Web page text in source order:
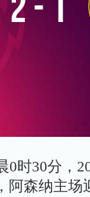
30分，
阿森纳主场